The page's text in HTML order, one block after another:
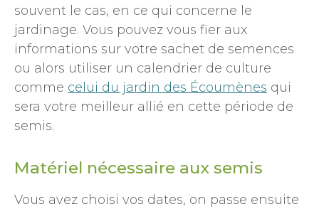
souvent le cas, en ce qui concerne le
jardinage. Vous pouvez vous fier aux
informations sur votre sachet de semences
ou alors utiliser un calendrier de culture
comme celui du jardin des Écoumènes qui
sera votre meilleur allié en cette période de
semis.
Matériel nécessaire aux semis
Vous avez choisi vos dates, on passe ensuite